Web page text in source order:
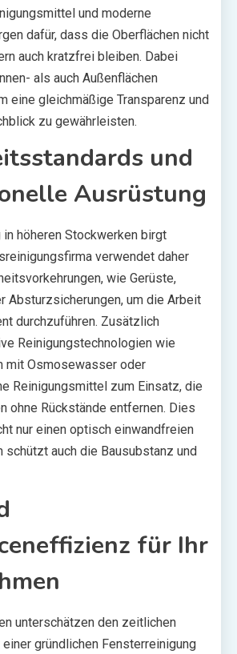
und moderne
dafür, dass die Oberflächen nicht
auch kratzfrei bleiben. Dabei
als auch Außenflächen
eine gleichmäßige Transparenz und
zu gewährleisten.
und
Ausrüstung
höheren Stockwerken birgt
verwendet daher
wie Gerüste,
Absturzsicherungen, um die Arbeit
durchzuführen. Zusätzlich
Reinigungstechnologien wie
mit Osmosewasser oder
Reinigungsmittel zum Einsatz, die
ohne Rückstände entfernen. Dies
nur einen optisch einwandfreien
schützt auch die Bausubstanz und
für Ihr
unterschätzen den zeitlichen
gründlichen Fensterreinigung